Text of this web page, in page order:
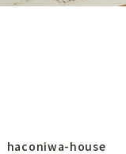
haconiwa-house